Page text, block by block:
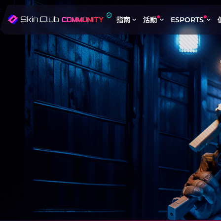
指南 活動 ESPORTS